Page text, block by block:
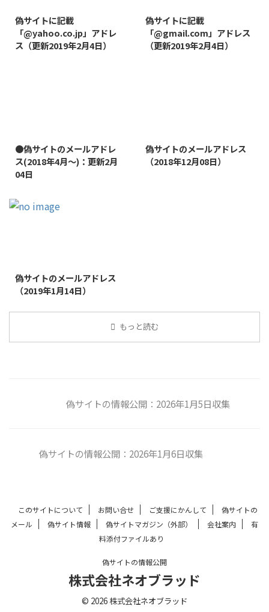
偽サイトに記載
「@yahoo.co.jp」アドレ
ス（更新2019年2月4日）
偽サイトに記載
「@gmail.com」アドレス
（更新2019年2月4日）
●偽サイトのメールアドレ
ス(2018年4月～)：更新2月
04日
偽サイトのメールアドレス
（2018年12月08日）
偽サイトのメールアドレス
（2019年1月14日）
もっと読む
偽サイトの情報公開：2026年1月5日収集
偽サイトの情報公開：2026年1月6日収集
このサイトについて お問い合せ ご支援にかんして
偽サイトの
メール
偽サイト情報 偽サイトマガジン（外部） 会社案内
有
料添付ファイルあり
偽サイトの情報公開
株式会社ネオブラッド
© 2026 株式会社ネオブラッド